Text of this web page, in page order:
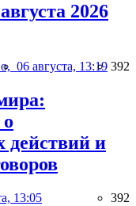
2026
06 августа, 13:19 392
действий и
13:05 392